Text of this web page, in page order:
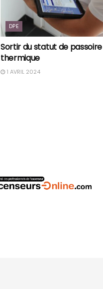
DPE
Sortir du statut de passoire
thermique
1 AVRIL 2024